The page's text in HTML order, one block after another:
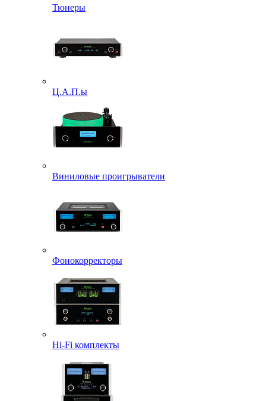
Тюнеры
Ц.А.П.ы
Виниловые проигрыватели
Фонокорректоры
Hi-Fi комплекты